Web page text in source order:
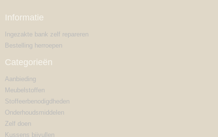
Informatie
Ingezakte bank zelf repareren
Bestelling herroepen
Categorieën
Aanbieding
Meubelstoffen
Stoffeerbenodigdheden
Onderhoudsmiddelen
Zelf doen
Kussens bijvullen